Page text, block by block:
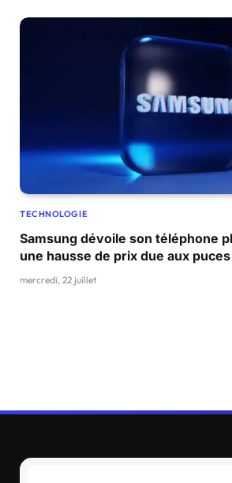
TECHNOLOGIE
Samsung dévoile son téléphone
une hausse de prix due aux puces
mercredi, 22 juillet